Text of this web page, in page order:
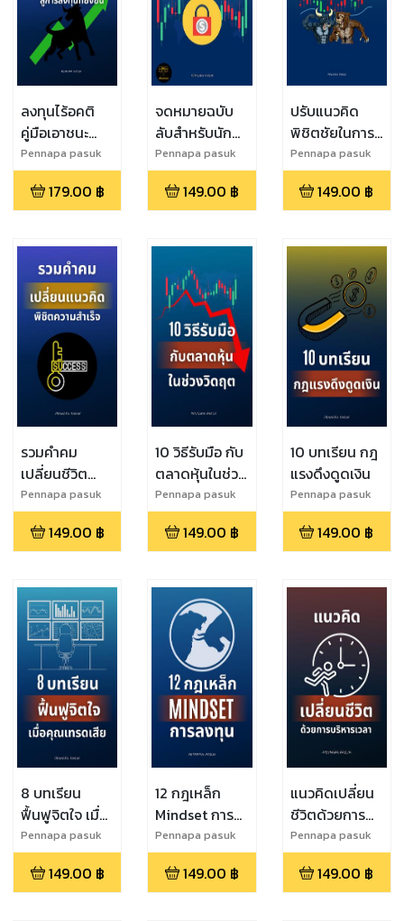
ลงทุนไร้อคติ
คู่มือเอาชนะ
อคติ 100 ข้อ สู่
การลงทุนที่
ยั่งยืน
Pennapa pasuk
179.00 ฿
จดหมายฉบับ
ลับสำหรับนัก
เทรด
Pennapa pasuk
149.00 ฿
ปรับแนวคิด
พิชิตชัยในการ
ลงทุน
Pennapa pasuk
149.00 ฿
รวมคำคม
เปลี่ยนชีวิต
พิชิตความ
สำเร็จ
Pennapa pasuk
149.00 ฿
10 วิธีรับมือ กับ
ตลาดหุ้นในช่วง
วิดฤต
Pennapa pasuk
149.00 ฿
10 บทเรียน กฎ
แรงดึงดูดเงิน
Pennapa pasuk
149.00 ฿
8 บทเรียน
ฟื้นฟูจิตใจ เมื่อ
คุณเทรดเสีย
Pennapa pasuk
149.00 ฿
12 กฎเหล็ก
Mindset การ
ลงทุน
Pennapa pasuk
149.00 ฿
แนวคิดเปลี่ยน
ชีวิตด้วยการ
บริหารเวลา
Pennapa pasuk
149.00 ฿